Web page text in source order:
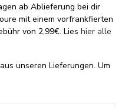
ab Ablieferung bei dir
mit einem vorfrankfierten
von 2,99€. Lies hier alle
unseren Lieferungen. Um